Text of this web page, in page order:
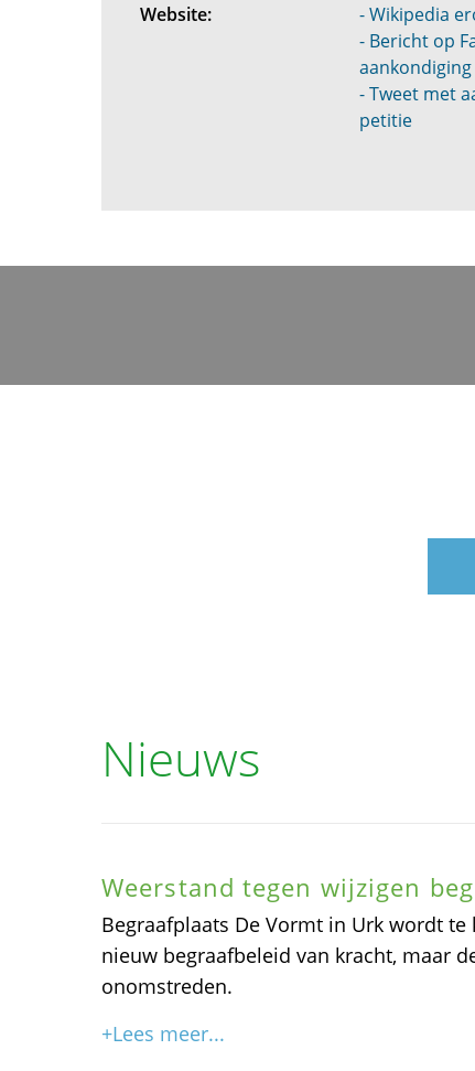
Website:
- Wikipedia
- Bericht op
- Tweet met
petitie
Nieuws
Weerstand tegen wijzigen
Begraafplaats De Vormt in Urk wordt
nieuw begraafbeleid van kracht, maar
onomstreden.
+Lees meer...